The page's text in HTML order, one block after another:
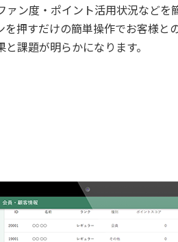
ァン度・ポイント活用状況などを
を押すだけの簡単操作でお客様と
と課題が明らかになります。